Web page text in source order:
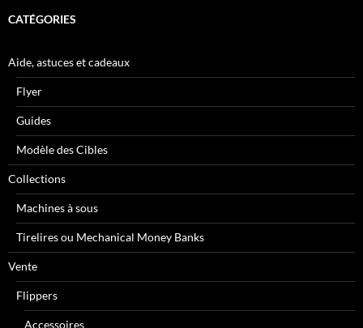
CATÉGORIES
Aide, astuces et cadeaux
Flyer
Guides
Modèle des Cibles
Collections
Machines à sous
Tirelires ou Mechanical Money Banks
Vente
Flippers
Accessoires